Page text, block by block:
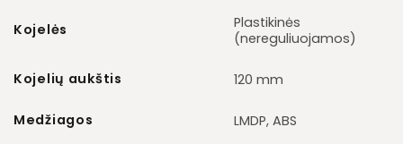
Kojelės
Plastikinės
(nereguliuojamos)
Kojelių aukštis 120 mm
Medžiagos
LMDP, ABS